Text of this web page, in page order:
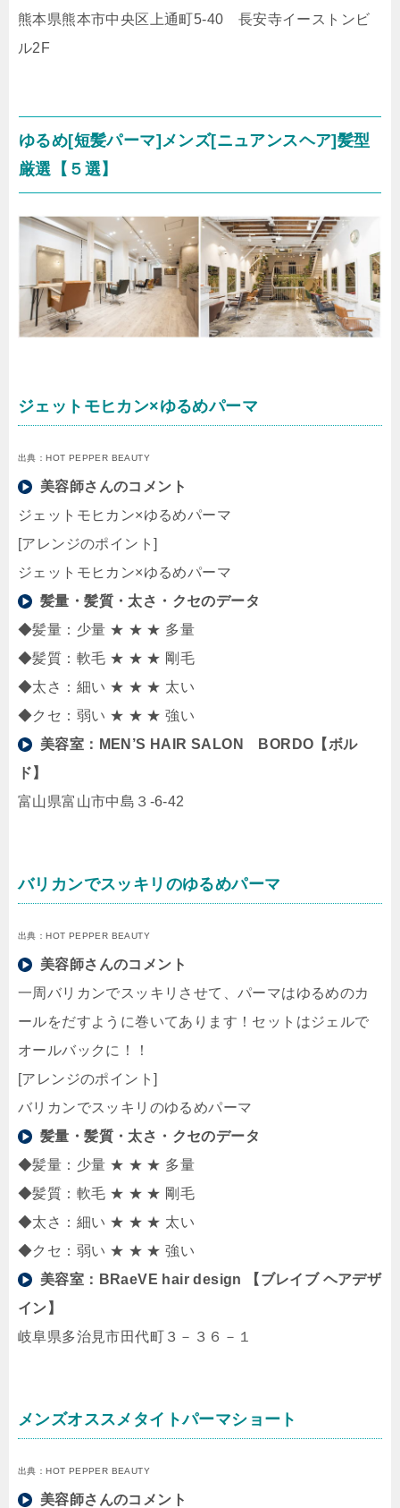
熊本県熊本市中央区上通町5-40 長安寺イーストンビ
ル2F
ゆるめ[短髪パーマ]メンズ[ニュアンスヘア]髪型
厳選【５選】
ジェットモヒカン×ゆるめパーマ
出典：HOT PEPPER BEAUTY
美容師さんのコメント
ジェットモヒカン×ゆるめパーマ
[アレンジのポイント]
ジェットモヒカン×ゆるめパーマ
髪量・髪質・太さ・クセのデータ
◆髪量：少量 ★ ★ ★ 多量
◆髪質：軟毛 ★ ★ ★ 剛毛
◆太さ：細い ★ ★ ★ 太い
◆クセ：弱い ★ ★ ★ 強い
美容室： MEN’S HAIR SALON BORDO【ボル
ド】
富山県富山市中島３-6-42
バリカンでスッキリのゆるめパーマ
出典：HOT PEPPER BEAUTY
美容師さんのコメント
一周バリカンでスッキリさせて、パーマはゆるめのカ
ールをだすように巻いてあります！セットはジェルで
オールバックに！！
[アレンジのポイント]
バリカンでスッキリのゆるめパーマ
髪量・髪質・太さ・クセのデータ
◆髪量：少量 ★ ★ ★ 多量
◆髪質：軟毛 ★ ★ ★ 剛毛
◆太さ：細い ★ ★ ★ 太い
◆クセ：弱い ★ ★ ★ 強い
美容室： BRaeVE hair design 【ブレイブ ヘアデザ
イン】
岐阜県多治見市田代町３－３６－１
メンズオススメタイトパーマショート
出典：HOT PEPPER BEAUTY
美容師さんのコメント